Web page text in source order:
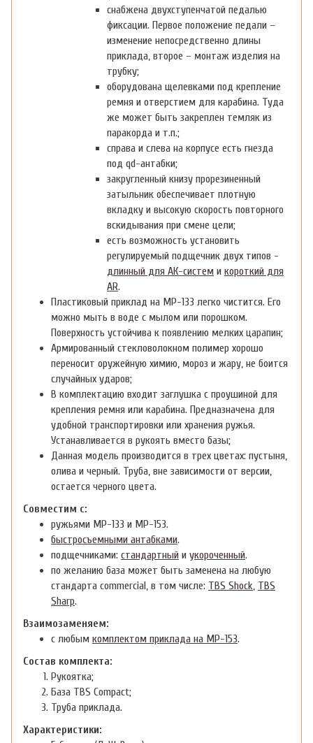
снабжена двухступенчатой педалью
фиксации. Первое положение педали –
изменение непосредственно длины
приклада, второе – монтаж изделия на
трубку;
оборудована щелевками под крепление
ремня и отверстием для карабина. Туда
же может быть закреплен темляк из
паракорда и т.п.;
справа и слева на корпусе есть гнезда
под qd-антабки;
закругленный книзу прорезиненный
затыльник обеспечивает плотную
вкладку и высокую скорость повторного
вскидывания при смене цели;
есть возможность установить
регулируемый подщечник двух типов -
длинный для АК-систем и короткий для
AR.
Пластиковый приклад на МР-133 легко чистится. Его
можно мыть в воде с мылом или порошком.
Поверхность устойчива к появлению мелких царапин;
Армированный стекловолокном полимер хорошо
переносит оружейную химию, мороз и жару, не боится
случайных ударов;
В комплектацию входит заглушка с проушиной для
крепления ремня или карабина. Предназначена для
удобной транспортировки или хранения ружья.
Устанавливается в рукоять вместо базы;
Данная модель производится в трех цветах: пустыня,
олива и черный. Труба, вне зависимости от версии,
остается черного цвета.
Совместим с:
ружьями МР-133 и МР-153.
быстросъемными антабками.
подщечниками: стандартный и укороченный.
по желанию база может быть заменена на любую
стандарта commercial, в том числе: TBS Shock, TBS
Sharp.
Взаимозаменяем:
с любым комплектом приклада на МР-153.
Состав комплекта:
Рукоятка;
База TBS Compact;
Труба приклада.
Характеристики: